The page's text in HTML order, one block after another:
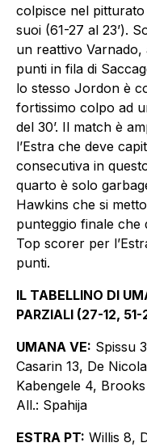
colpisce nel
suoi (61-27 al 23’).
un reattivo Varnado,
punti in fila di
lo stesso Jordon è
fortissimo colpo ad
del 30’. Il match è
l’Estra che deve
consecutiva in
quarto è solo
Hawkins che si
punteggio finale che
Top scorer per
punti.
IL TABELLINO DI
PARZIALI (27-12,
UMANA VE: Spissu
Casarin 13, De
Kabengele 4,
All.: Spahija
ESTRA PT: Willis 8,